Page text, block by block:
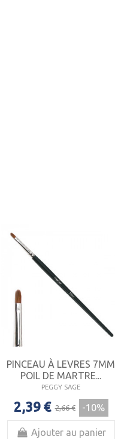
PINCEAU À LEVRES 7MM
POIL DE MARTRE...
PEGGY SAGE
2,39 € 2,66 € -10%
Ajouter au panier